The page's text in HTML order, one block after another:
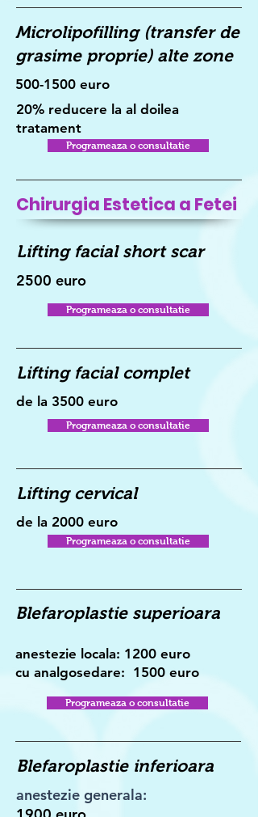
Microlipofilling (transfer de
grasime proprie) alte zone
500-1500 euro
Programeaza o consultatie
20% reducere la al doilea
tratament
Chirurgia Estetica a Fetei
Lifting facial short scar
2500 euro
Programeaza o consultatie
Lifting facial complet
de la 3500 euro
Programeaza o consultatie
Lifting cervical
de la 2000 euro
Programeaza o consultatie
Blefaroplastie superioara
anestezie locala: 1200 euro
Programeaza o consultatie
cu analgosedare: 1500 euro
Blefaroplastie inferioara
anestezie generala: